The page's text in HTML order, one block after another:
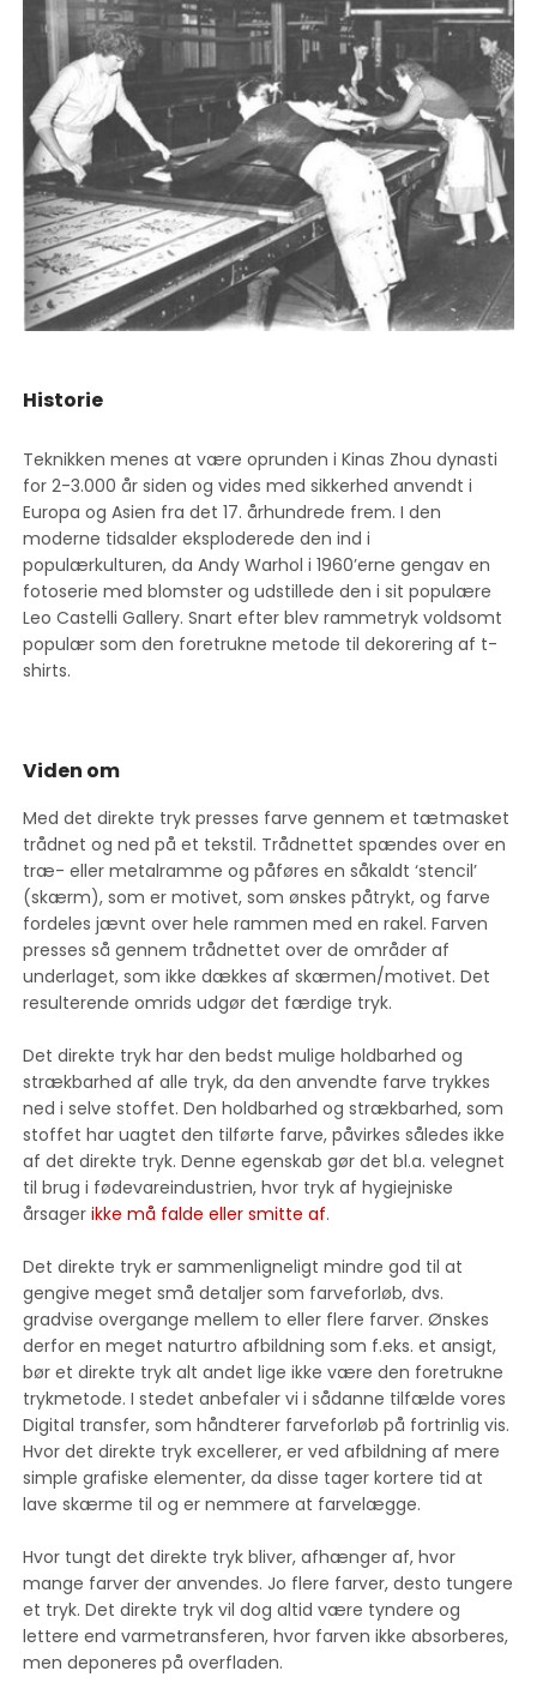
Historie
Teknikken menes at være oprunden i Kinas Zhou dynasti
for 2-3.000 år siden og vides med sikkerhed anvendt i
Europa og Asien fra det 17. århundrede frem. I den
moderne tidsalder eksploderede den ind i
populærkulturen, da Andy Warhol i 1960’erne gengav en
fotoserie med blomster og udstillede den i sit populære
Leo Castelli Gallery. Snart efter blev rammetryk voldsomt
populær som den foretrukne metode til dekorering af t-
shirts.
Viden om
Med det direkte tryk presses farve gennem et tætmasket
trådnet og ned på et tekstil. Trådnettet spændes over en
træ- eller metalramme og påføres en såkaldt ‘stencil’
(skærm), som er motivet, som ønskes påtrykt, og farve
fordeles jævnt over hele rammen med en rakel. Farven
presses så gennem trådnettet over de områder af
underlaget, som ikke dækkes af skærmen/motivet. Det
resulterende omrids udgør det færdige tryk.
Det direkte tryk har den bedst mulige holdbarhed og
strækbarhed af alle tryk, da den anvendte farve trykkes
ned i selve stoffet. Den holdbarhed og strækbarhed, som
stoffet har uagtet den tilførte farve, påvirkes således ikke
af det direkte tryk. Denne egenskab gør det bl.a. velegnet
til brug i fødevareindustrien, hvor tryk af hygiejniske
årsagerikke må falde eller smitte af.
Det direkte tryk er sammenligneligt mindre god til at
gengive meget små detaljer som farveforløb, dvs.
gradvise overgange mellem to eller flere farver. Ønskes
derfor en meget naturtro afbildning som f.eks. et ansigt,
bør et direkte tryk alt andet lige ikke være den foretrukne
trykmetode. I stedet anbefaler vi i sådanne tilfælde vores
Digital transfer, som håndterer farveforløb på fortrinlig vis.
Hvor det direkte tryk excellerer, er ved afbildning af mere
simple grafiske elementer, da disse tager kortere tid at
lave skærme til og er nemmere at farvelægge.
Hvor tungt det direkte tryk bliver, afhænger af, hvor
mange farver der anvendes. Jo flere farver, desto tungere
et tryk. Det direkte tryk vil dog altid være tyndere og
lettere end varmetransferen, hvor farven ikke absorberes,
men deponeres på overfladen.